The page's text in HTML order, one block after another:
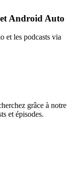
Android Auto
et les podcasts via
grâce à notre
et épisodes.